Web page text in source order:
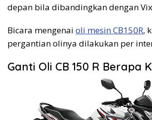
depan bila dibandingkan dengan
Bicara mengenai oli mesin CB150R,
pergantian olinya dilakukan per
Ganti Oli CB 150 R Berapa